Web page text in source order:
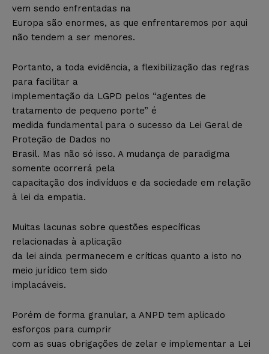
vem sendo enfrentadas na
Europa são enormes, as que enfrentaremos por aqui
não tendem a ser menores.
Portanto, a toda evidência, a flexibilização das regras
para facilitar a
implementação da LGPD pelos “agentes de
tratamento de pequeno porte” é
medida fundamental para o sucesso da Lei Geral de
Proteção de Dados no
Brasil. Mas não só isso. A mudança de paradigma
somente ocorrerá pela
capacitação dos indivíduos e da sociedade em relação
à lei da empatia.
Muitas lacunas sobre questões específicas
relacionadas à aplicação
da lei ainda permanecem e críticas quanto a isto no
meio jurídico tem sido
implacáveis.
Porém de forma granular, a ANPD tem aplicado
esforços para cumprir
com as suas obrigações de zelar e implementar a Lei